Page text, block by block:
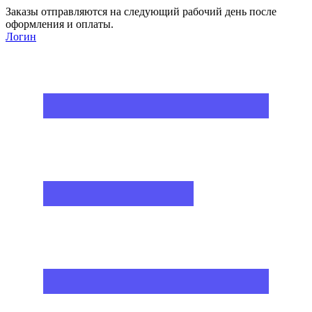
Заказы отправляются на следующий рабочий день после
оформления и оплаты.
Логин